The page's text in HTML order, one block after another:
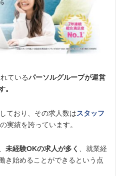
ているパーソルグループが運営
。
しており、その求人数はスタッフ
の実績を誇っています。
未経験OKの求人が多く
、就業経
き始めることができるという点